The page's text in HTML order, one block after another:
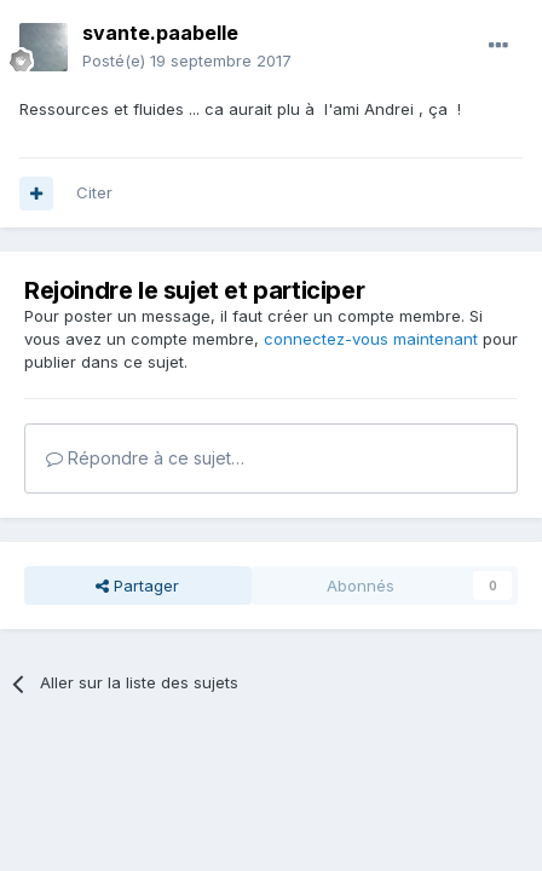
svante.paabelle
Posté(e) 19 septembre 2017
Ressources et fluides ... ca aurait plu à l'ami Andrei , ça !
Citer
Rejoindre le sujet et participer
Pour poster un message, il faut créer un compte membre. Si
vous avez un compte membre, connectez-vous maintenant pour
publier dans ce sujet.
Répondre à ce sujet…
Partager Abonnés 0
Aller sur la liste des sujets